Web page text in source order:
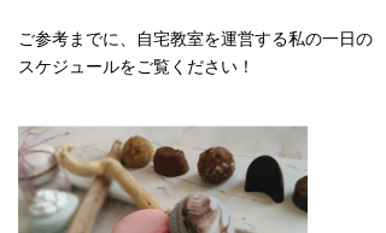
ご参考までに、自宅教室を運営する私の一日の
スケジュールをご覧ください！